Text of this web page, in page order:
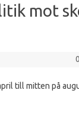
mot
till mitten på